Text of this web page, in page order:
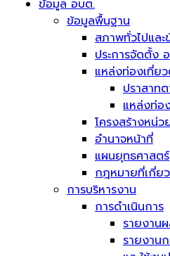
ข้อมูล อบต.
ข้อมูลพื้นฐาน
สภาพทั่วไปแล
ประการจัดตั้ง
แหล่งท่องเที่ย
ปราสาท
แหล่งท่อ
โครงสร้างหน่ว
อำนาจหน้าที่
แผนยุทธศาสตร์
กฎหมายที่เกี่ย
การบริหารงาน
การดำเนินการ
รายงาน
รายงาน